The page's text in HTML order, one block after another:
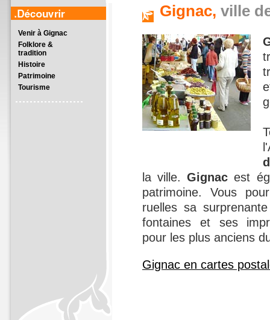
Venir à Gignac
Folklore &
tradition
Histoire
Patrimoine
Tourisme
Gignac, ville
la ville.Gignac est
patrimoine. Vous
ruelles sa
fontaines et ses
pour les plus anciens
Gignac en cartes